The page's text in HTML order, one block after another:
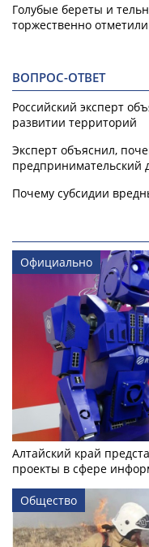
Голубые береты и
торжественно
ВОПРОС-ОТВЕТ
Российский эксперт
развитии территорий
Эксперт объяснил,
предпринимательский
Почему субсидии
Официально
Алтайский край
проекты в сфере
Общество